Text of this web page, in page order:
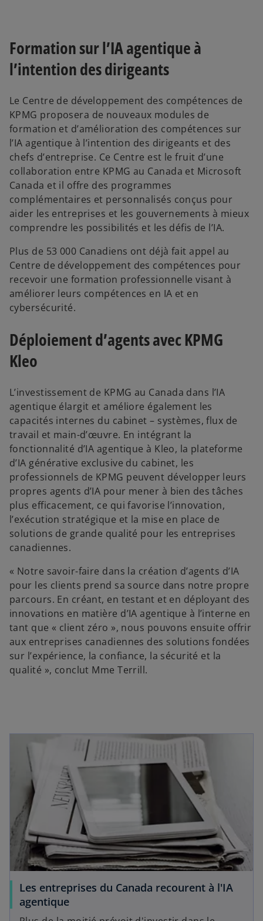
Formation sur l’IA agentique à
l’intention des dirigeants
Le Centre de développement des compétences de
KPMG proposera de nouveaux modules de
formation et d’amélioration des compétences sur
l’IA agentique à l’intention des dirigeants et des
chefs d’entreprise. Ce Centre est le fruit d’une
collaboration entre KPMG au Canada et Microsoft
Canada et il offre des programmes
complémentaires et personnalisés conçus pour
aider les entreprises et les gouvernements à mieux
comprendre les possibilités et les défis de l’IA.
Plus de 53 000 Canadiens ont déjà fait appel au
Centre de développement des compétences pour
recevoir une formation professionnelle visant à
améliorer leurs compétences en IA et en
cybersécurité.
Déploiement d’agents avec KPMG
Kleo
L’investissement de KPMG au Canada dans l’IA
agentique élargit et améliore également les
capacités internes du cabinet – systèmes, flux de
travail et main-d’œuvre. En intégrant la
fonctionnalité d’IA agentique à Kleo, la plateforme
d’IA générative exclusive du cabinet, les
professionnels de KPMG peuvent développer leurs
propres agents d’IA pour mener à bien des tâches
plus efficacement, ce qui favorise l’innovation,
l’exécution stratégique et la mise en place de
solutions de grande qualité pour les entreprises
canadiennes.
« Notre savoir-faire dans la création d’agents d’IA
pour les clients prend sa source dans notre propre
parcours. En créant, en testant et en déployant des
innovations en matière d’IA agentique à l’interne en
tant que « client zéro », nous pouvons ensuite offrir
aux entreprises canadiennes des solutions fondées
sur l’expérience, la confiance, la sécurité et la
qualité », conclut Mme Terrill.
Les entreprises du Canada recourent à l'IA
agentique